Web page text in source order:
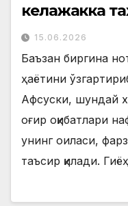
келажакка
15.06.2026
Баъзан биргина
ҳаётини
Афсуски, шундай
оғир оқибатлари
унинг оиласи,
таъсир қилади.